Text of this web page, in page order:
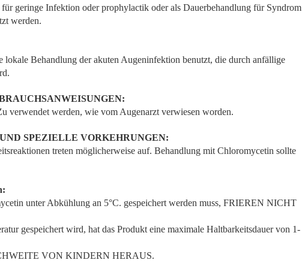
geringe Infektion oder prophylactik oder als Dauerbehandlung für Syndrom
werden.
Behandlung der akuten Augeninfektion benutzt, die durch anfällige
verwendet werden, wie vom Augenarzt verwiesen worden.
SPEZIELLE VORKEHRUNGEN:
treten möglicherweise auf. Behandlung mit Chloromycetin sollte
unter Abkühlung an 5°C. gespeichert werden muss, FRIEREN NICHT
gespeichert wird, hat das Produkt eine maximale Haltbarkeitsdauer von 1-
VON KINDERN HERAUS.